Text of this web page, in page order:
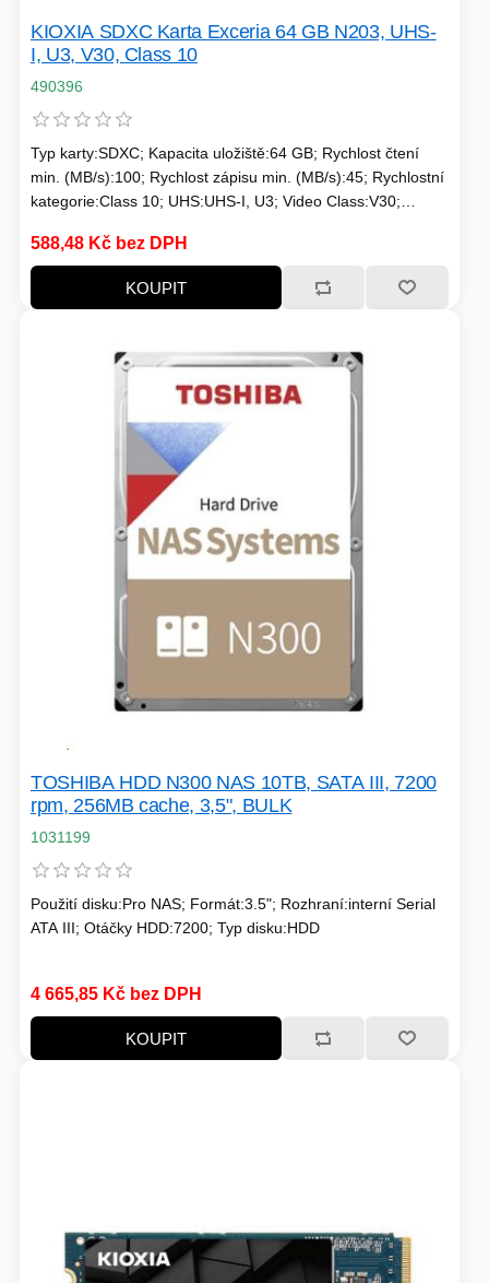
HERNÍ ROUTERY
HERNÍ ZDROJE
HERNÍ STOLY
CHYTRÁ ELEKTRONIKA
OSTATNÍ - MOBIL
BATERIE
KOLOBĚŽKY
SVÍTILNY
ADAPTÉRY USB/PCI
EXTENDER-REPEATER
SWITCHE
TLAKOVÉ HRNCE
FRITÉZY
KIOXIA SDXC Karta Exceria 64 GB N203, UHS-
I, U3, V30, Class 10
490396
Typ karty:SDXC; Kapacita uložiště:64 GB; Rychlost čtení
min. (MB/s):100; Rychlost zápisu min. (MB/s):45; Rychlostní
kategorie:Class 10; UHS:UHS-I, U3; Video Class:V30;
588,48 Kč bez DPH
KOUPIT
TOSHIBA HDD N300 NAS 10TB, SATA III, 7200
rpm, 256MB cache, 3,5", BULK
1031199
Použití disku:Pro NAS; Formát:3.5"; Rozhraní:interní Serial
ATA III; Otáčky HDD:7200; Typ disku:HDD
4 665,85 Kč bez DPH
KOUPIT